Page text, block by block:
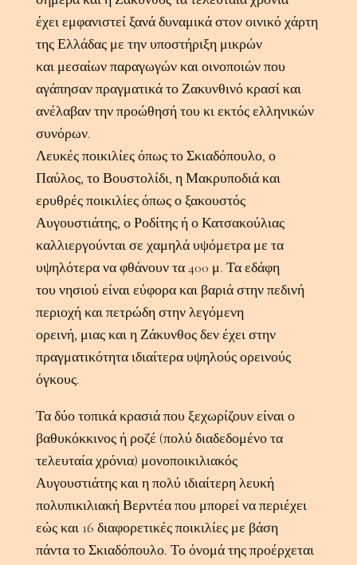
έχει εμφανιστεί ξανά δυναμικά στον οινικό χάρτη
της Ελλάδας με την υποστήριξη μικρών
και μεσαίων παραγωγών και οινοποιών που
αγάπησαν πραγματικά το Ζακυνθινό κρασί και
ανέλαβαν την προώθησή του κι εκτός ελληνικών
συνόρων.
Λευκές ποικιλίες όπως το Σκιαδόπουλο, ο
Παύλος, το Βουστολίδι, η Μακρυποδιά και
ερυθρές ποικιλίες όπως ο ξακουστός
Αυγουστιάτης, ο Ροδίτης ή ο Κατσακούλιας
καλλιεργούνται σε χαμηλά υψόμετρα με τα
υψηλότερα να φθάνουν τα 400 μ. Τα εδάφη
του νησιού είναι εύφορα και βαριά στην πεδινή
περιοχή και πετρώδη στην λεγόμενη
ορεινή, μιας και η Ζάκυνθος δεν έχει στην
πραγματικότητα ιδιαίτερα υψηλούς ορεινούς
όγκους.
Τα δύο τοπικά κρασιά που ξεχωρίζουν είναι ο
βαθυκόκκινος ή ροζέ (πολύ διαδεδομένο τα
τελευταία χρόνια) μονοποικιλιακός
Αυγουστιάτης και η πολύ ιδιαίτερη λευκή
πολυπικιλιακή Βερντέα που μπορεί να περιέχει
εώς και 16 διαφορετικές ποικιλίες με βάση
πάντα το Σκιαδόπουλο. Το όνομά της προέρχεται